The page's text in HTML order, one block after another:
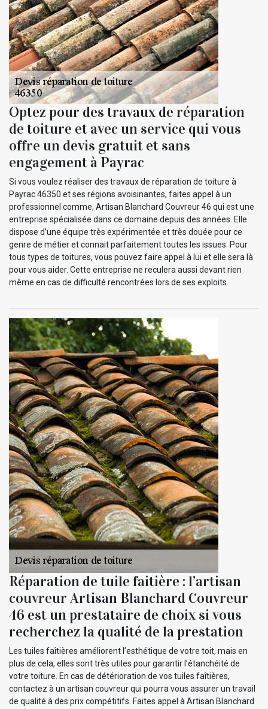
Optez pour des travaux de réparation
de toiture et avec un service qui vous
offre un devis gratuit et sans
engagement à Payrac
Si vous voulez réaliser des travaux de réparation de toiture à
Payrac 46350 et ses régions avoisinantes, faites appel à un
professionnel comme, Artisan Blanchard Couvreur 46 qui est une
entreprise spécialisée dans ce domaine depuis des années. Elle
dispose d’une équipe très expérimentée et très douée pour ce
genre de métier et connait parfaitement toutes les issues. Pour
tous types de toitures, vous pouvez faire appel à lui et elle sera là
pour vous aider. Cette entreprise ne reculera aussi devant rien
même en cas de difficulté rencontrées lors de ses exploits.
Réparation de tuile faitière : l’artisan
couvreur Artisan Blanchard Couvreur
46 est un prestataire de choix si vous
recherchez la qualité de la prestation
Les tuiles faîtières améliorent l’esthétique de votre toit, mais en
plus de cela, elles sont très utiles pour garantir l’étanchéité de
votre toiture. En cas de détérioration de vos tuiles faîtières,
contactez à un artisan couvreur qui pourra vous assurer un travail
de qualité à des prix compétitifs. Faites appel à Artisan Blanchard